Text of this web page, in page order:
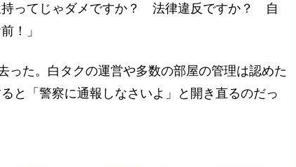
ってじゃダメですか？ 法律違反ですか？ 自
！」
た。白タクの運営や多数の部屋の管理は認めた
と「警察に通報しなさいよ」と開き直るのだっ